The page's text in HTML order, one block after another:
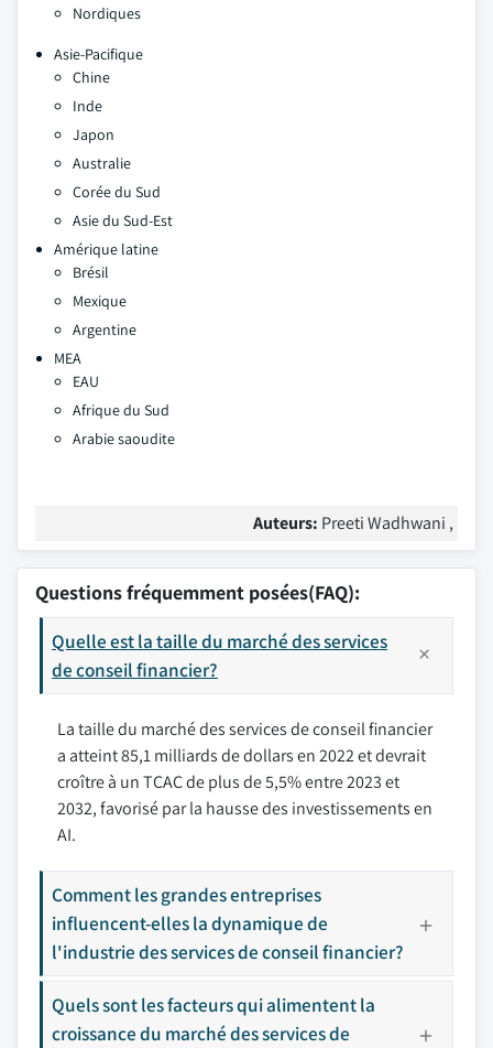
Nordiques
Asie-Pacifique
Chine
Inde
Japon
Australie
Corée du Sud
Asie du Sud-Est
Amérique latine
Brésil
Mexique
Argentine
MEA
EAU
Afrique du Sud
Arabie saoudite
Auteurs: Preeti Wadhwani ,
Questions fréquemment posées(FAQ):
Quelle est la taille du marché des services
de conseil financier?
La taille du marché des services de conseil financier
a atteint 85,1 milliards de dollars en 2022 et devrait
croître à un TCAC de plus de 5,5% entre 2023 et
2032, favorisé par la hausse des investissements en
AI.
Comment les grandes entreprises
influencent-elles la dynamique de
l'industrie des services de conseil financier?
Quels sont les facteurs qui alimentent la
croissance du marché des services de